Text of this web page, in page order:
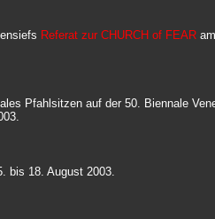
Referat zur CHURCH of FEAR
Pfahlsitzen auf der 50. Biennale
bis 18. August 2003.